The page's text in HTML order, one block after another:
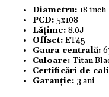
Diametru: 18 inch
PCD: 5x108
Lățime: 8.0J
Offset: ET45
Gaura centrală:
Culoare: Titan
Certificări de
Garanție: 3 ani